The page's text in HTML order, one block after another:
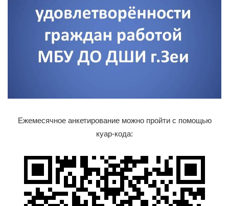
Ежемесячное анкетирование можно пройти с помощью
куар-кода: